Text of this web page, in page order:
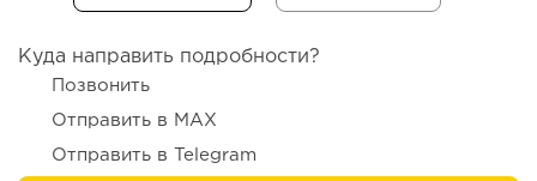
Куда направить подробности?
Позвонить
Отправить в MAX
Отправить в Telegram